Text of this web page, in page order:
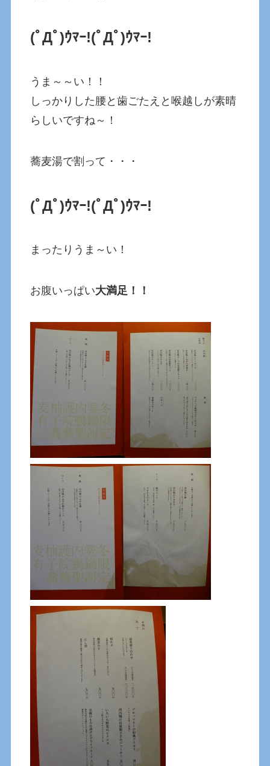
(ﾟДﾟ)ｳﾏｰ!(ﾟДﾟ)ｳﾏｰ!
うま～～い！！
しっかりした腰と歯ごたえと喉越しが素晴
らしいですね～！
蕎麦湯で割って・・・
(ﾟДﾟ)ｳﾏｰ!(ﾟДﾟ)ｳﾏｰ!
まったりうま～い！
お腹いっぱい大満足！！